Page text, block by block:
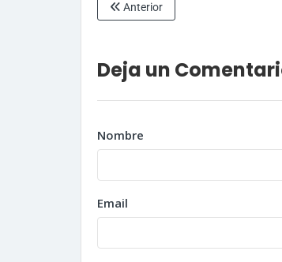
Anterior
Deja un
Nombre
Email